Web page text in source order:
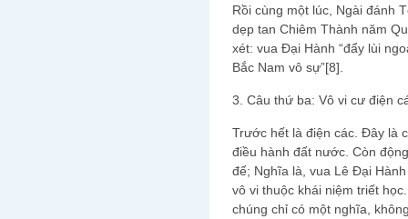
Rồi cùng một lúc, Ngài đánh
dẹp tan Chiêm Thành năm
xét: vua Đại Hành “đẩy lùi
Bắc Nam vô sự”[8].
3. Câu thứ ba: Vô vi cư điện
Trước hết là điện các. Đây là
điều hành đất nước. Còn
đế; Nghĩa là, vua Lê Đại
vô vi thuộc khái niệm triết
chúng chỉ có một nghĩa,